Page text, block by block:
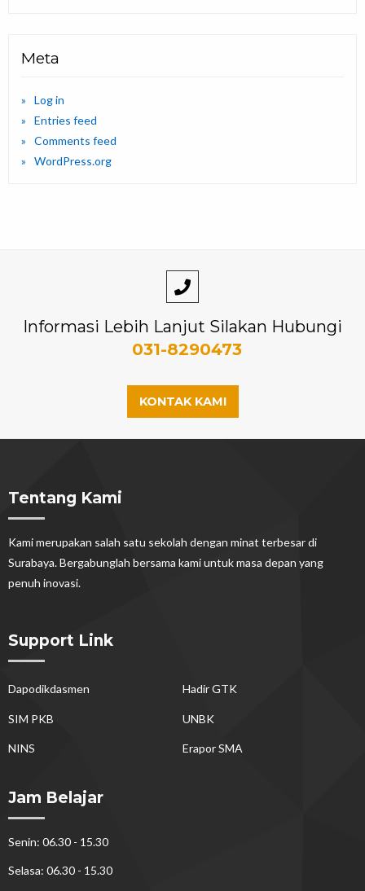
Meta
Log in
Entries feed
Comments feed
WordPress.org
Informasi Lebih Lanjut Silakan Hubungi
031-8290473
KONTAK KAMI
Tentang Kami
Kami merupakan salah satu sekolah dengan minat terbesar di
Surabaya. Bergabunglah bersama kami untuk masa depan yang
penuh inovasi.
Support Link
Dapodikdasmen Hadir GTK
SIM PKB UNBK
NINS Erapor SMA
Jam Belajar
Senin: 06.30 - 15.30
Selasa: 06.30 - 15.30